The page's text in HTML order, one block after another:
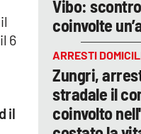
6
il
Vibo:
coinvolte
ARRESTI
Zungri,
stradale il
coinvolto